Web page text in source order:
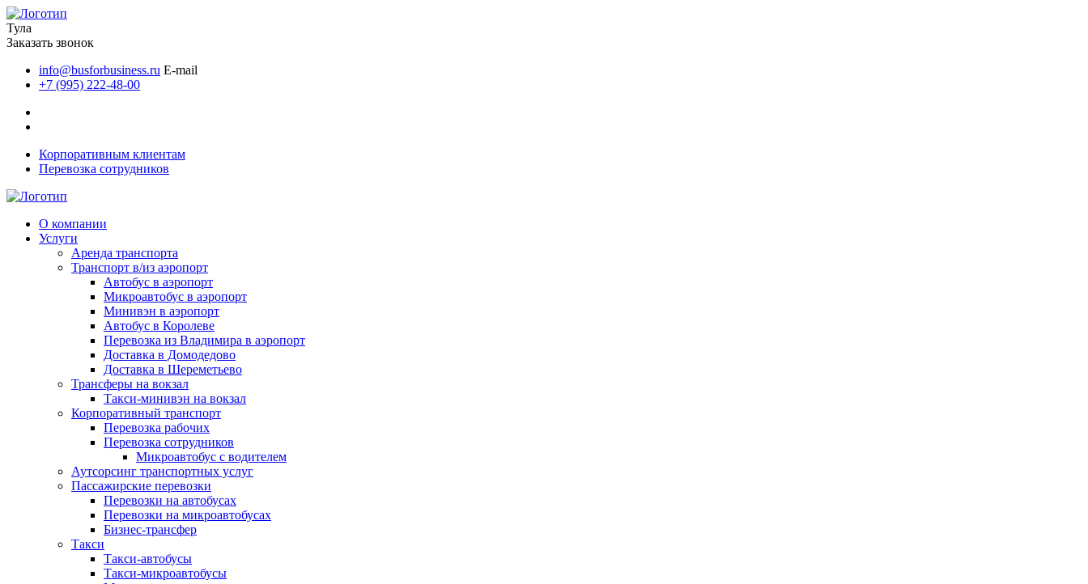
Тула
Заказать звонок
info@busforbusiness.ru E-mail
+7 (995) 222-48-00
Корпоративным клиентам
Перевозка сотрудников
О компании
Услуги
Аренда транспорта
Транспорт в/из аэропорт
Автобус в аэропорт
Микроавтобус в аэропорт
Минивэн в аэропорт
Автобус в Королеве
Перевозка из Владимира в аэропорт
Доставка в Домодедово
Доставка в Шереметьево
Трансферы на вокзал
Такси-минивэн на вокзал
Корпоративный транспорт
Перевозка рабочих
Перевозка сотрудников
Микроавтобус с водителем
Аутсорсинг транспортных услуг
Пассажирские перевозки
Перевозки на автобусах
Перевозки на микроавтобусах
Бизнес-трансфер
Такси
Такси-автобусы
Такси-микроавтобусы